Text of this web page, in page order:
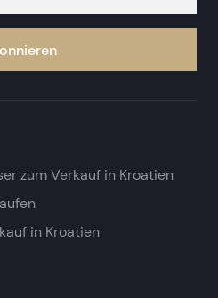
zum Verkauf in Kroatien
in Kroatien